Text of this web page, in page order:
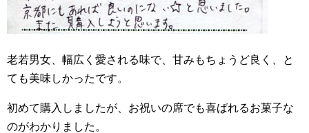
老若男女、幅広く愛される味で、甘みもちょうど良く、と
ても美味しかったです。
初めて購入しましたが、お祝いの席でも喜ばれるお菓子な
のがわかりました。